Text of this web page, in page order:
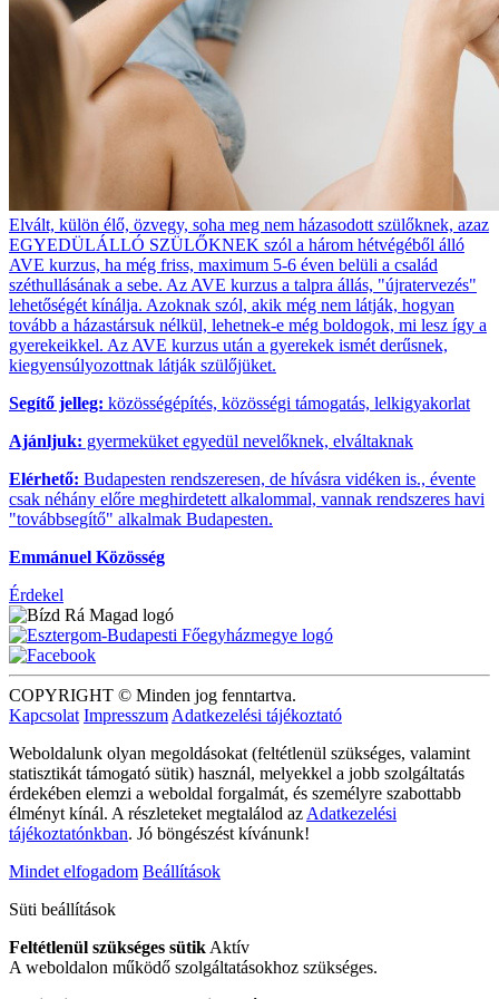
Elvált, külön élő, özvegy, soha meg nem házasodott szülőknek, azaz
EGYEDÜLÁLLÓ SZÜLŐKNEK szól a három hétvégéből álló
AVE kurzus, ha még friss, maximum 5-6 éven belüli a család
széthullásának a sebe. Az AVE kurzus a talpra állás, "újratervezés"
lehetőségét kínálja. Azoknak szól, akik még nem látják, hogyan
tovább a házastársuk nélkül, lehetnek-e még boldogok, mi lesz így a
gyerekeikkel. Az AVE kurzus után a gyerekek ismét derűsnek,
kiegyensúlyozottnak látják szülőjüket.
Segítő jelleg: közösségépítés, közösségi támogatás, lelkigyakorlat
Ajánljuk: gyermeküket egyedül nevelőknek, elváltaknak
Elérhető: Budapesten rendszeresen, de hívásra vidéken is., évente
csak néhány előre meghirdetett alkalommal, vannak rendszeres havi
"továbbsegítő" alkalmak Budapesten.
Emmánuel Közösség
Érdekel
COPYRIGHT © Minden jog fenntartva.
Kapcsolat Impresszum Adatkezelési tájékoztató
Weboldalunk olyan megoldásokat (feltétlenül szükséges, valamint
statisztikát támogató sütik) használ, melyekkel a jobb szolgáltatás
érdekében elemzi a weboldal forgalmát, és személyre szabottabb
élményt kínál. A részleteket megtalálod az Adatkezelési
tájékoztatónkban. Jó böngészést kívánunk!
Mindet elfogadom Beállítások
Süti beállítások
Feltétlenül szükséges sütik Aktív
A weboldalon működő szolgáltatásokhoz szükséges.